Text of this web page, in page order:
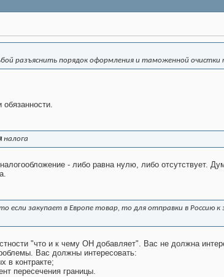
разъяснить порядок оформления и таможенной очистки
налога
- либо равна нулю, либо отсутствует.
если закупает в Европе товар, то для отправки в
"что и к чему ОН добавляет". Вас не должна
Вас должны интересовать:
в контракте;
пересечения границы.